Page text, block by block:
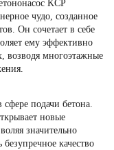
KCP
чудо, созданное
Он сочетает в себе
ему эффективно
возводя многоэтажные
подачи бетона.
новые
значительно
качество